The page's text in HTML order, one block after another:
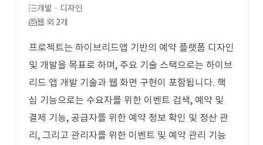
개발 · 디자인
웹 외 2개
프로젝트는 하이브리드앱 기반의 예약 플랫폼 디자인
및 개발을 목표로 하며, 주요 기술 스택으로는 하이브
리드 앱 개발 기술과 웹 화면 구현이 포함됩니다. 핵
심 기능으로는 수요자를 위한 이벤트 검색, 예약 및
결제 기능, 공급자를 위한 예약 정보 확인 및 정산 관
리, 그리고 관리자를 위한 이벤트 및 예약 관리 기능